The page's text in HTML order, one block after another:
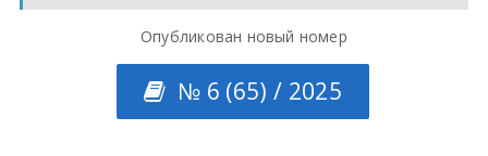
Опубликован новый номер
№ 6 (65) / 2025